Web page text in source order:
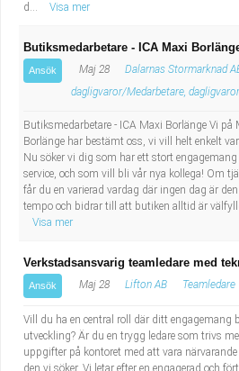
d...
Visa mer
Butiksmedarbetare - ICA Maxi
Ansök Maj 28 Dalarnas Stormarknad
dagligvaror/Medarbetare, dagligvaror
Butiksmedarbetare - ICA Maxi Borlänge Vi på
Borlänge har bestämt oss, vi vill helt enkelt
Nu söker vi dig som har ett stort
service, och som vill bli vår nya kollega! Om
får du en varierad vardag där ingen dag är
tempo och bidrar till att butiken alltid är
Visa mer
Verkstadsansvarig teamledare med
Ansök Maj 28 Lifton AB Teamledare
Vill du ha en central roll där ditt engagemang
utveckling? Är du en trygg ledare som trivs
uppgifter på kontoret med att vara
den vi söker. Vi letar efter en engagerad och